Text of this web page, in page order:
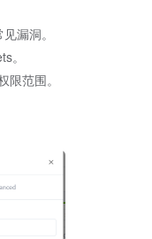
漏洞。
。
范围。